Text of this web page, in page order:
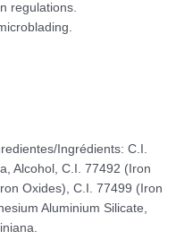
regulations.
Ingrédients: C.I.
Alcohol, C.I. 77492 (Iron
Oxides), C.I. 77499 (Iron
Aluminium Silicate,